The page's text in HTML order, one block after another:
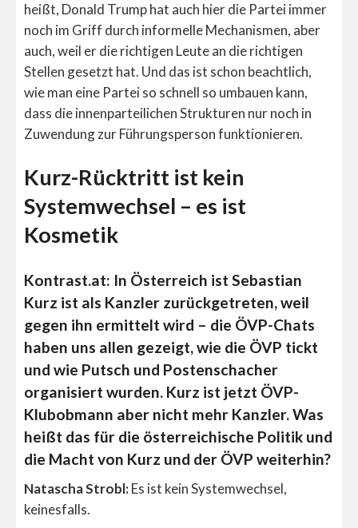
heißt, Donald Trump hat auch hier die Partei immer
noch im Griff durch informelle Mechanismen, aber
auch, weil er die richtigen Leute an die richtigen
Stellen gesetzt hat. Und das ist schon beachtlich,
wie man eine Partei so schnell so umbauen kann,
dass die innenparteilichen Strukturen nur noch in
Zuwendung zur Führungsperson funktionieren.
Kurz-Rücktritt ist kein
Systemwechsel – es ist
Kosmetik
Kontrast.at: In Österreich ist Sebastian
Kurz ist als Kanzler zurückgetreten, weil
gegen ihn ermittelt wird – die ÖVP-Chats
haben uns allen gezeigt, wie die ÖVP tickt
und wie Putsch und Postenschacher
organisiert wurden. Kurz ist jetzt ÖVP-
Klubobmann aber nicht mehr Kanzler. Was
heißt das für die österreichische Politik und
die Macht von Kurz und der ÖVP weiterhin?
Natascha Strobl:Es ist kein Systemwechsel,
keinesfalls.